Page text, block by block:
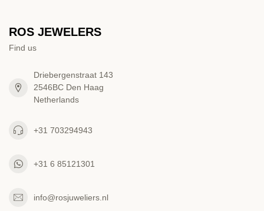
ROS JEWELERS
Find us
Driebergenstraat 143
2546BC Den Haag
Netherlands
+31 703294943
+31 6 85121301
info@rosjuweliers.nl